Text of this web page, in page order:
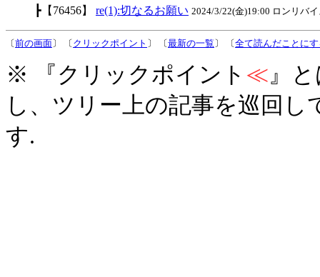
┣【76456】 re(1):切なるお願い 2024/3/22(金)19:00 ロンリバ
〔前の画面〕 〔 クリックポイント 〕 〔最新の一覧 〕 〔全て読んだことに
※ 『クリックポイント ≪』
し、ツリー上の記事を巡回
す.